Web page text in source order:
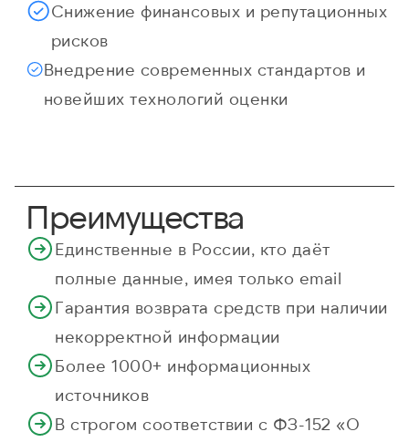
Снижение финансовых и репутационных
рисков
Внедрение современных стандартов и
новейших технологий оценки
Преимущества
Единственные в России, кто даёт
полные данные, имея только email
Гарантия возврата средств при наличии
некорректной информации
Более 1000+ информационных
источников
В строгом соответствии с ФЗ-152 «О